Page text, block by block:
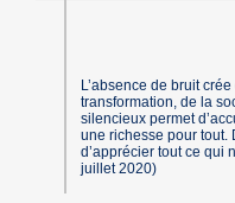
L’absence de bruit
transformation, de la
silencieux permet
une richesse pour tout.
d’apprécier tout ce qui
juillet 2020)